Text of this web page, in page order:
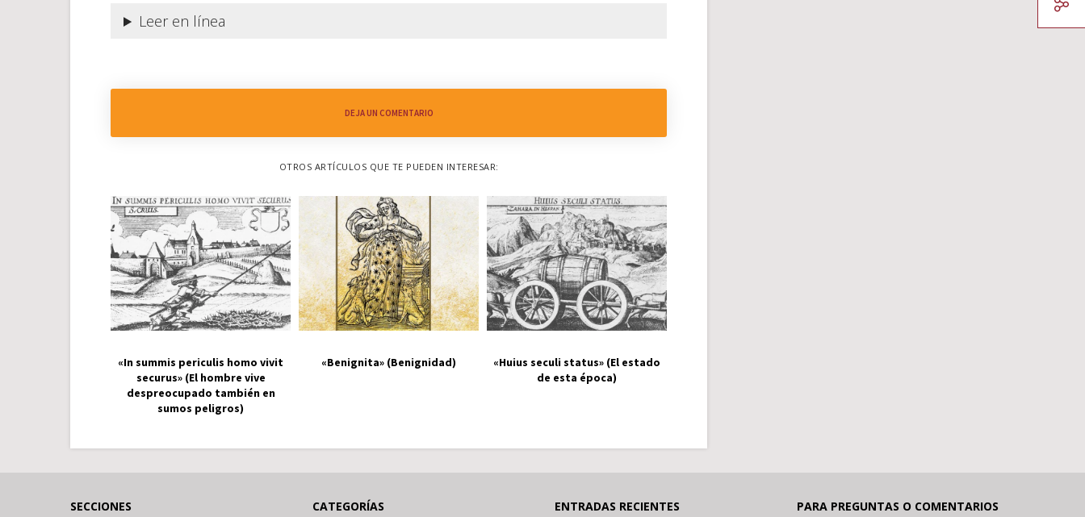
Leer en línea
DEJA UN COMENTARIO
OTROS ARTÍCULOS QUE TE PUEDEN INTERESAR:
«In summis periculis homo vivit
securus» (El hombre vive
despreocupado también en
sumos peligros)
«Benignita» (Benignidad)
«Huius seculi status» (El estado
de esta época)
SECCIONES
CATEGORÍAS
ENTRADAS RECIENTES
PARA PREGUNTAS O COMENTARIOS